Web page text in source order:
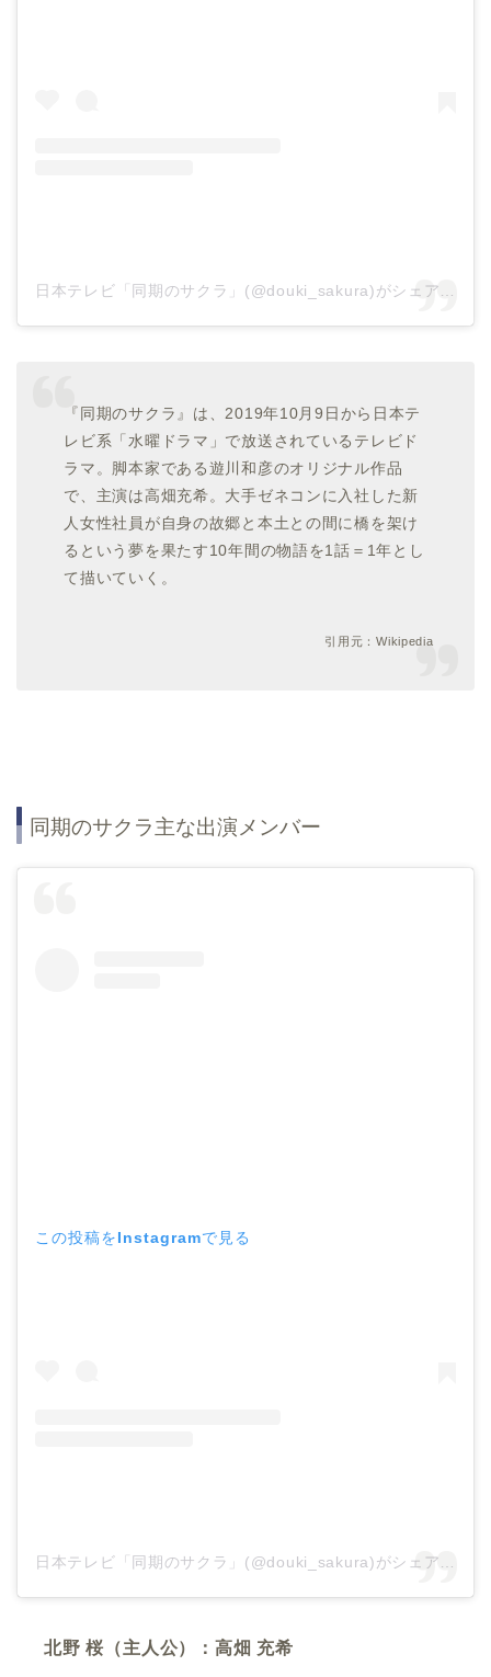
日本テレビ「同期のサクラ」(@douki_sakura)がシェアした投稿
『同期のサクラ』は、2019年10月9日から日本テ
レビ系「水曜ドラマ」で放送されているテレビド
ラマ。脚本家である遊川和彦のオリジナル作品
で、主演は高畑充希。大手ゼネコンに入社した新
人女性社員が自身の故郷と本土との間に橋を架け
るという夢を果たす10年間の物語を1話＝1年とし
て描いていく。
引用元：Wikipedia
同期のサクラ主な出演メンバー
この投稿をInstagramで見る
北野 桜（主人公）：高畑 充希